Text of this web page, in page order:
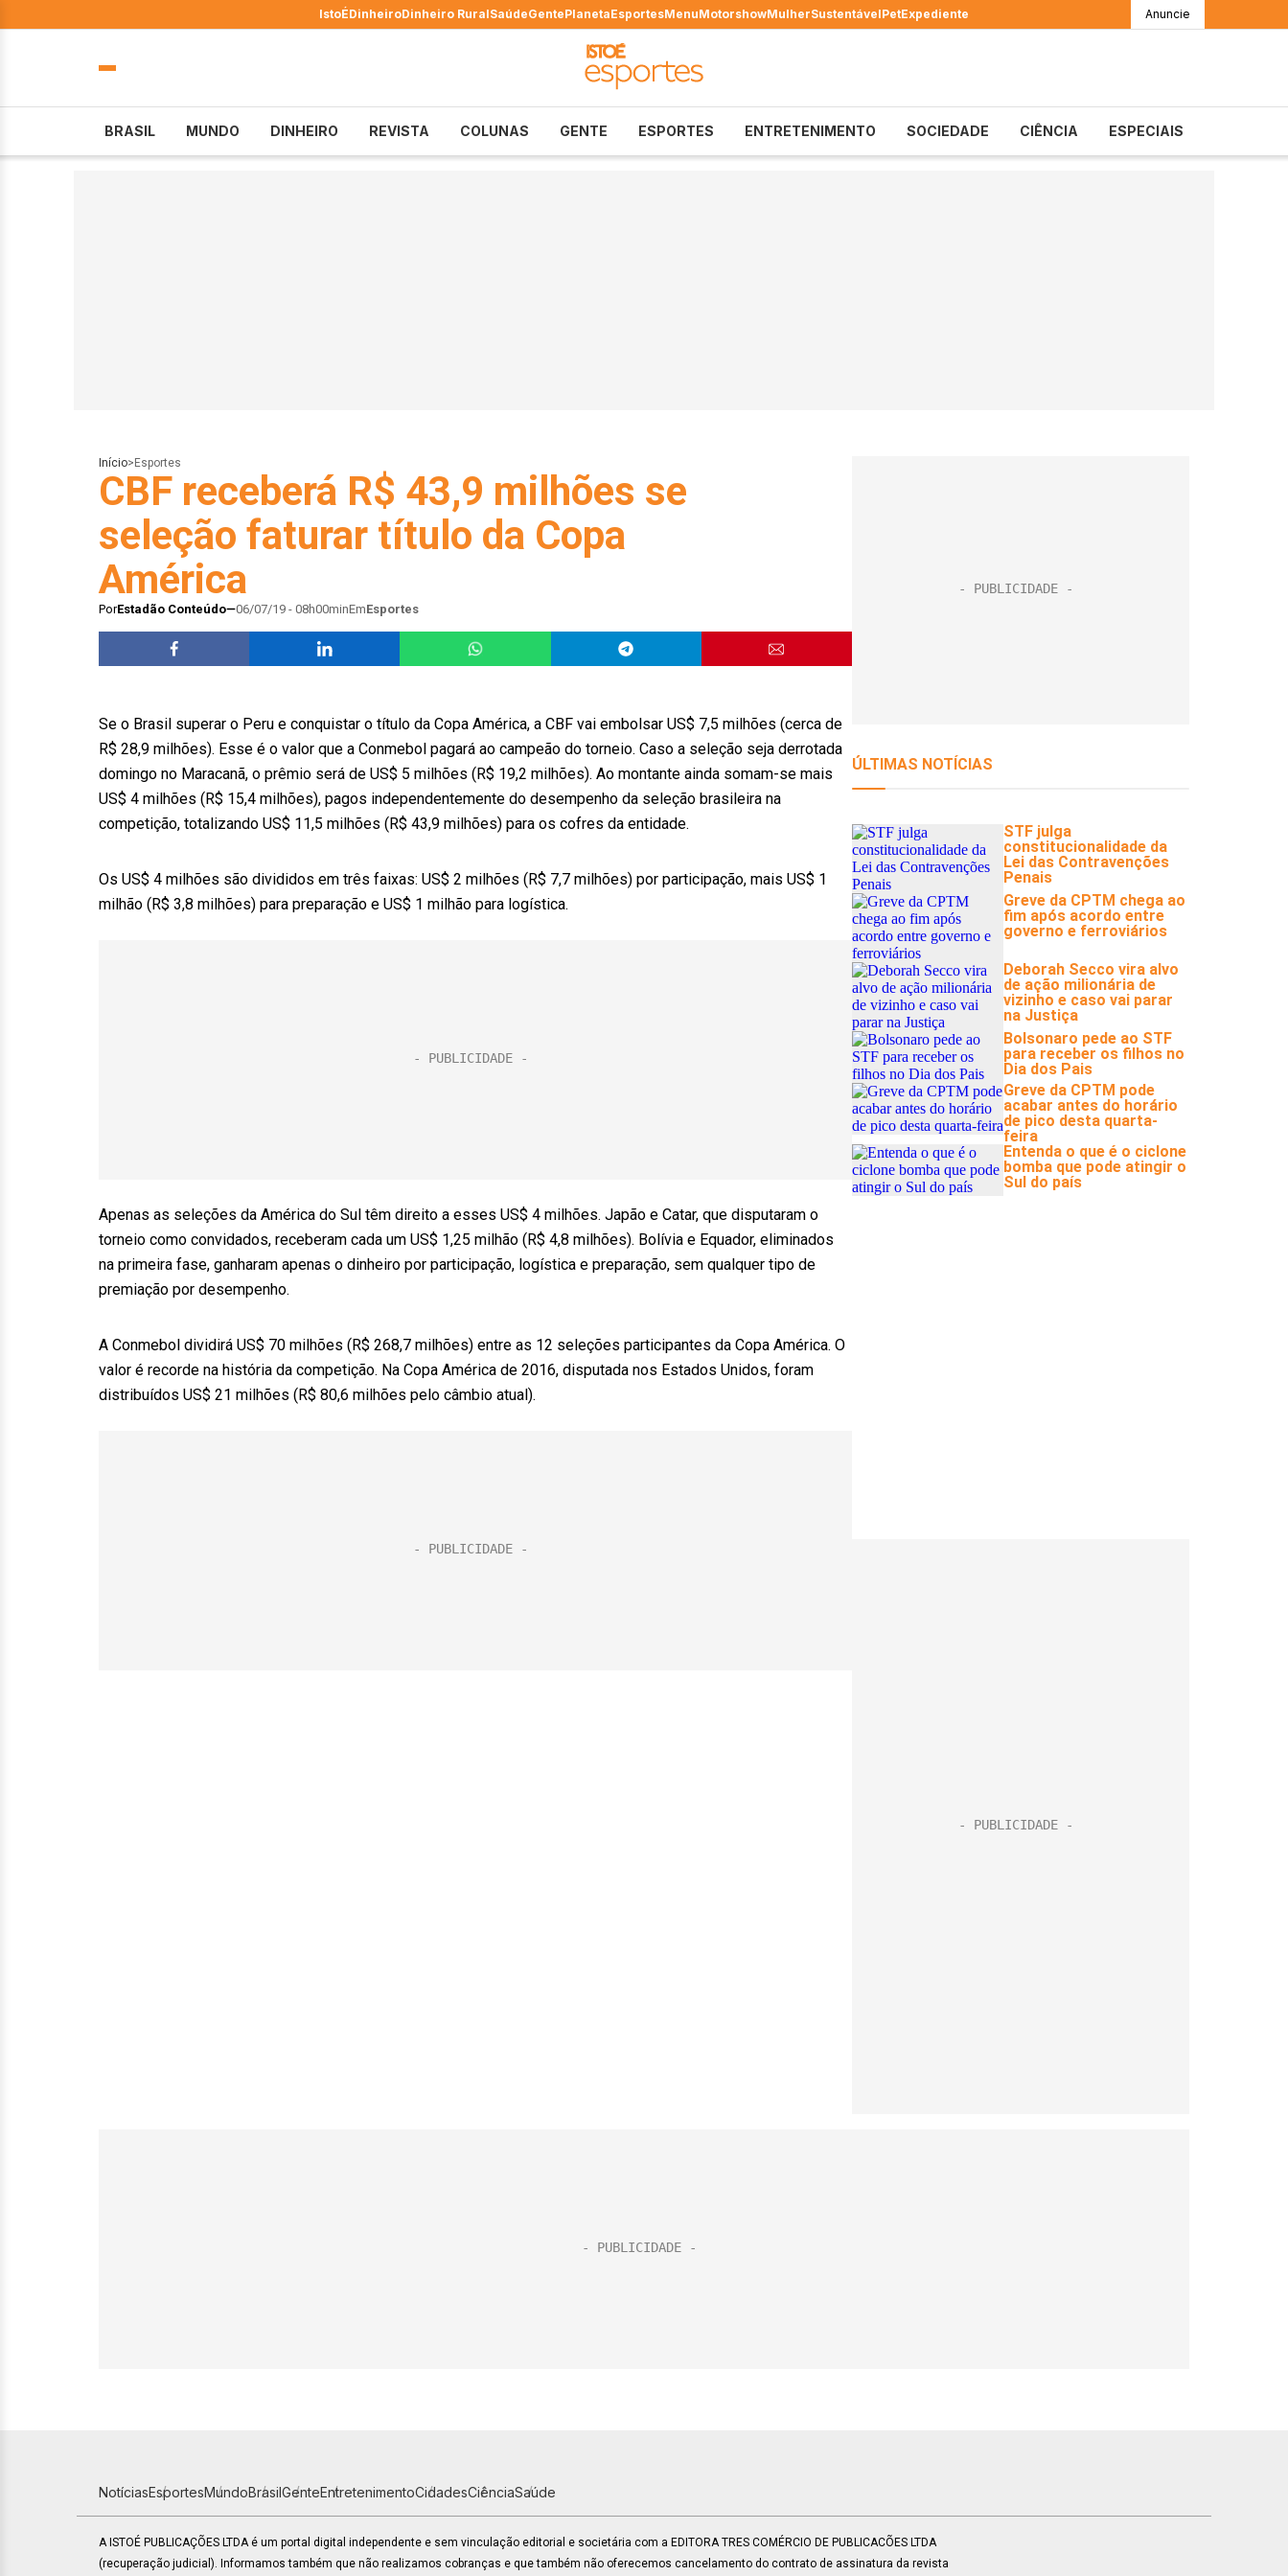
IstoÉDinheiroDinheiro RuralSaúdeGentePlanetaEsportesMenuMotorshowMulherSustentávelPetExpediente Anuncie
BRASIL MUNDO DINHEIRO REVISTA COLUNAS GENTE ESPORTES ENTRETENIMENTO SOCIEDADE CIÊNCIA ESPECIAIS
Início> Esportes
CBF receberá R$ 43,9 milhões se
seleção faturar título da Copa
América
PorEstadão Conteúdo 06/07/19 - 08h00minEmEsportes
Se o Brasil superar o Peru e conquistar o título da Copa América, a CBF vai embolsar US$ 7,5 milhões (cerca de
R$ 28,9 milhões). Esse é o valor que a Conmebol pagará ao campeão do torneio. Caso a seleção seja derrotada
domingo no Maracanã, o prêmio será de US$ 5 milhões (R$ 19,2 milhões). Ao montante ainda somam-se mais
US$ 4 milhões (R$ 15,4 milhões), pagos independentemente do desempenho da seleção brasileira na
competição, totalizando US$ 11,5 milhões (R$ 43,9 milhões) para os cofres da entidade.
Os US$ 4 milhões são divididos em três faixas: US$ 2 milhões (R$ 7,7 milhões) por participação, mais US$ 1
milhão (R$ 3,8 milhões) para preparação e US$ 1 milhão para logística.
Apenas as seleções da América do Sul têm direito a esses US$ 4 milhões. Japão e Catar, que disputaram o
torneio como convidados, receberam cada um US$ 1,25 milhão (R$ 4,8 milhões). Bolívia e Equador, eliminados
na primeira fase, ganharam apenas o dinheiro por participação, logística e preparação, sem qualquer tipo de
premiação por desempenho.
A Conmebol dividirá US$ 70 milhões (R$ 268,7 milhões) entre as 12 seleções participantes da Copa América. O
valor é recorde na história da competição. Na Copa América de 2016, disputada nos Estados Unidos, foram
distribuídos US$ 21 milhões (R$ 80,6 milhões pelo câmbio atual).
NotíciasEsportesMundoBrasilGenteEntretenimentoCidadesCiênciaSaúde
A ISTOÉ PUBLICAÇÕES LTDA é um portal digital independente e sem vinculação editorial e societária com a EDITORA TRES COMÉRCIO DE PUBLICACÕES LTDA
(recuperação judicial). Informamos também que não realizamos cobranças e que também não oferecemos cancelamento do contrato de assinatura da revista